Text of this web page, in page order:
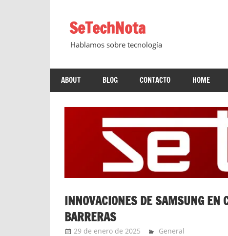
contenidoSeTechNota
Hablamos sobre tecnología
ABOUT BLOG CONTACTO HOME
INNOVACIONES DE SAMSUNG
BARRERAS
29 de enero de 2025 Ernesto Herrera
General